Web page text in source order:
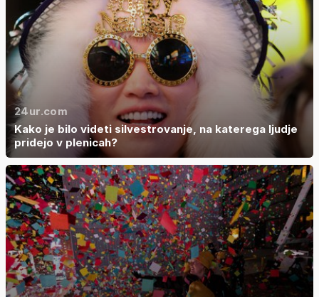
24ur.com
Kako je bilo videti silvestrovanje, na katerega ljudje
pridejo v plenicah?